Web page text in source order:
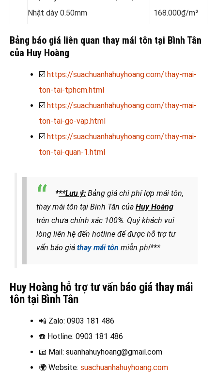
Nhật dày 0.50mm
168.000₫/m²
Bảng báo giá liên quan thay mái tôn tại Bình Tân
của Huy Hoàng
☑️ https://suachuanhahuyhoang.com/thay-mai-
ton-tai-tphcm.html
☑️ https://suachuanhahuyhoang.com/thay-mai-
ton-tai-go-vap.html
☑️ https://suachuanhahuyhoang.com/thay-mai-
ton-tai-quan-1.html
***Lưu ý: Bảng giá chi phí lợp mái tôn,
thay mái tôn tại Bình Tân của Huy Hoàng
trên chưa chính xác 100%. Quý khách vui
lòng liên hệ đến hotline để được hỗ trợ tư
vấn báo giá thay mái tôn miễn phí***
Huy Hoàng hỗ trợ tư vấn báo giá thay mái
tôn tại Bình Tân
📲 Zalo: 0903 181 486
☎️ Hotline: 0903 181 486
📧 Mail: suanhahuyhoang@gmail.com
🌍 Website: suachuanhahuyhoang.com